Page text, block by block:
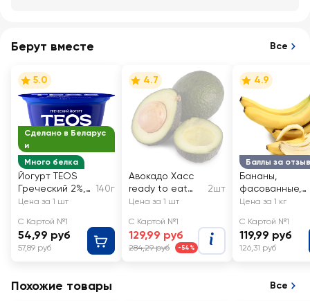
Берут вместе Все
Сделано в Беларус
и
Много белка
5.0
Йогурт TEOS
Греческий 2%,
без змж
140г
Цена за 1 шт
С Картой №1
54,99 руб
57,89 руб
4.7
Авокадо Хасс
ready to eat
ЛЕНТА FRESH
2шт
Цена за 1 шт
С Картой №1
129,99 руб
284,29 руб -54%
Баллы за отзыв
4.9
Бананы,
фасованные,
весовые
Цена за 1 кг
С Картой №1
119,99 руб
126,31 руб
Похожие товары Все